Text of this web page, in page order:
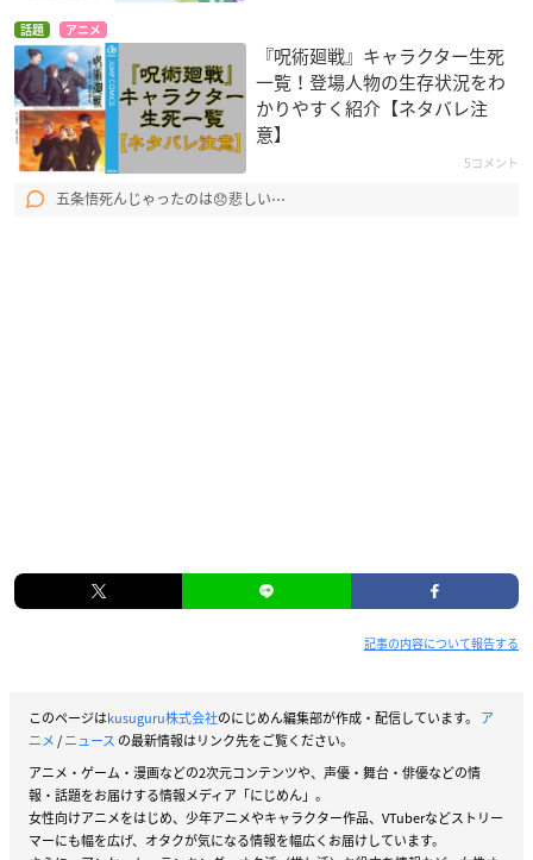
話題 アニメ
『呪術廻戦』キャラクター生死
一覧！登場人物の生存状況をわ
かりやすく紹介【ネタバレ注
意】
5コメント
五条悟死んじゃったのは😞悲しい⋯
記事の内容について報告する
このページはkusuguru株式会社のにじめん編集部が作成・配信しています。 ア
ニメ/ニュース の最新情報はリンク先をご覧ください。
アニメ・ゲーム・漫画などの2次元コンテンツや、声優・舞台・俳優などの情
報・話題をお届けする情報メディア「にじめん」。
女性向けアニメをはじめ、少年アニメやキャラクター作品、VTuberなどストリー
マーにも幅を広げ、オタクが気になる情報を幅広くお届けしています。